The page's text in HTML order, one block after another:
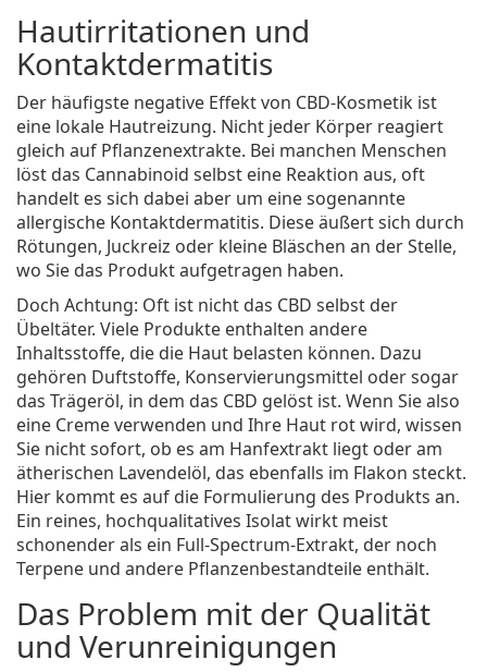
Hautirritationen und
Kontaktdermatitis
Der häufigste negative Effekt von CBD-Kosmetik ist
eine lokale Hautreizung. Nicht jeder Körper reagiert
gleich auf Pflanzenextrakte. Bei manchen Menschen
löst das Cannabinoid selbst eine Reaktion aus, oft
handelt es sich dabei aber um eine sogenannte
allergische Kontaktdermatitis. Diese äußert sich durch
Rötungen, Juckreiz oder kleine Bläschen an der Stelle,
wo Sie das Produkt aufgetragen haben.
Doch Achtung: Oft ist nicht das CBD selbst der
Übeltäter. Viele Produkte enthalten andere
Inhaltsstoffe, die die Haut belasten können. Dazu
gehören Duftstoffe, Konservierungsmittel oder sogar
das Trägeröl, in dem das CBD gelöst ist. Wenn Sie also
eine Creme verwenden und Ihre Haut rot wird, wissen
Sie nicht sofort, ob es am Hanfextrakt liegt oder am
ätherischen Lavendelöl, das ebenfalls im Flakon steckt.
Hier kommt es auf die Formulierung des Produkts an.
Ein reines, hochqualitatives Isolat wirkt meist
schonender als ein Full-Spectrum-Extrakt, der noch
Terpene und andere Pflanzenbestandteile enthält.
Das Problem mit der Qualität
und Verunreinigungen